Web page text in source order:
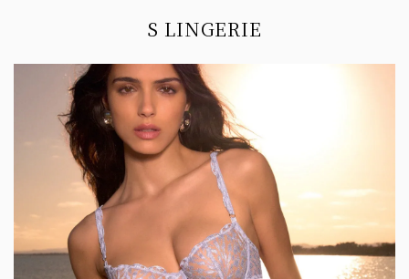
S LINGERIE